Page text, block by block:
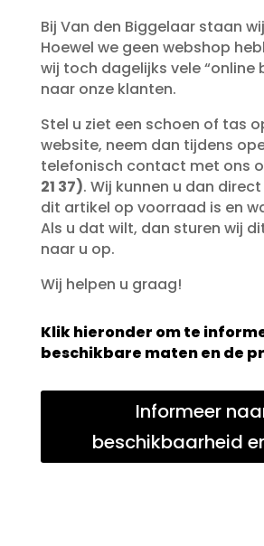
Bij Van den Biggelaar staan
Hoewel we geen webshop
wij toch dagelijks vele “online
naar onze klanten.
Stel u ziet een schoen of tas
website, neem dan tijdens
telefonisch contact met ons
21 37). Wij kunnen u dan
dit artikel op voorraad is en
Als u dat wilt, dan sturen wij
naar u op.
Wij helpen u graag!
Klik hieronder om te
beschikbare maten en de
Informeer
beschikbaarheid